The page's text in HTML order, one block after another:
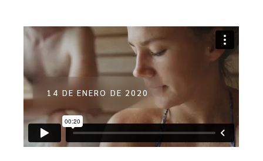
14 DE ENERO DE 2020